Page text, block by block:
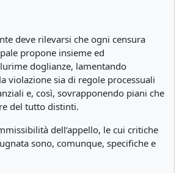
deve rilevarsi che ogni censura
propone insieme ed
doglianze, lamentando
violazione sia di regole processuali
e, così, sovrapponendo piani che
del tutto distinti.
dell’appello, le cui critiche
sono, comunque, specifiche e